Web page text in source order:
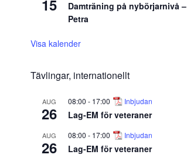
15
Damträning på nybörjarnivå –
Petra
Visa kalender
Tävlingar, internationellt
AUG
26
08:00 - 17:00 Inbjudan
Lag-EM för veteraner
AUG
26
08:00 - 17:00 Inbjudan
Lag-EM för veteraner